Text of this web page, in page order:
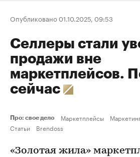
Опубликовано 01.10.2025, 09:53
Селлеры стали
продажи вне
маркетплейсов.
сейчас
Про: свое дело Маркетплейсы
Статьи
Brendoss
«Золотая жила»